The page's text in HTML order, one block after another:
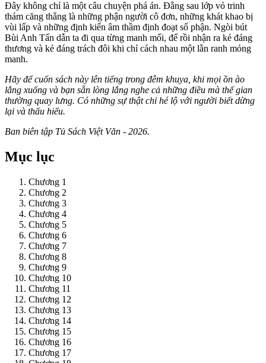
Đây không chỉ là một câu chuyện phá án. Đằng sau lớp vỏ trinh
thám căng thẳng là những phận người cô đơn, những khát khao bị
vùi lấp và những định kiến âm thầm định đoạt số phận. Ngòi bút
Bùi Anh Tấn dẫn ta đi qua từng manh mối, để rồi nhận ra kẻ đáng
thương và kẻ đáng trách đôi khi chỉ cách nhau một lằn ranh mỏng
manh.
Hãy để cuốn sách này lên tiếng trong đêm khuya, khi mọi ồn ào
lắng xuống và bạn sẵn lòng lắng nghe cả những điều mà thế gian
thường quay lưng. Có những sự thật chỉ hé lộ với người biết dừng
lại và thấu hiểu.
Ban biên tập Tủ Sách Việt Văn - 2026.
Mục lục
Chương 1
Chương 2
Chương 3
Chương 4
Chương 5
Chương 6
Chương 7
Chương 8
Chương 9
Chương 10
Chương 11
Chương 12
Chương 13
Chương 14
Chương 15
Chương 16
Chương 17